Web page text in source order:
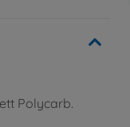
Polycarb.